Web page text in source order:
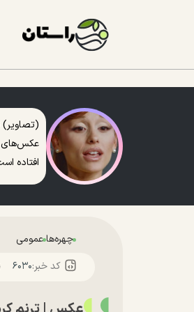
(تصاویر)
عکس‌های
افتاده
چهره‌هاعمومی
کد خبر:۶۰۳۰